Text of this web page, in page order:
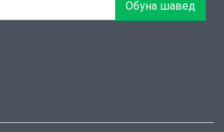
Обуна шавед